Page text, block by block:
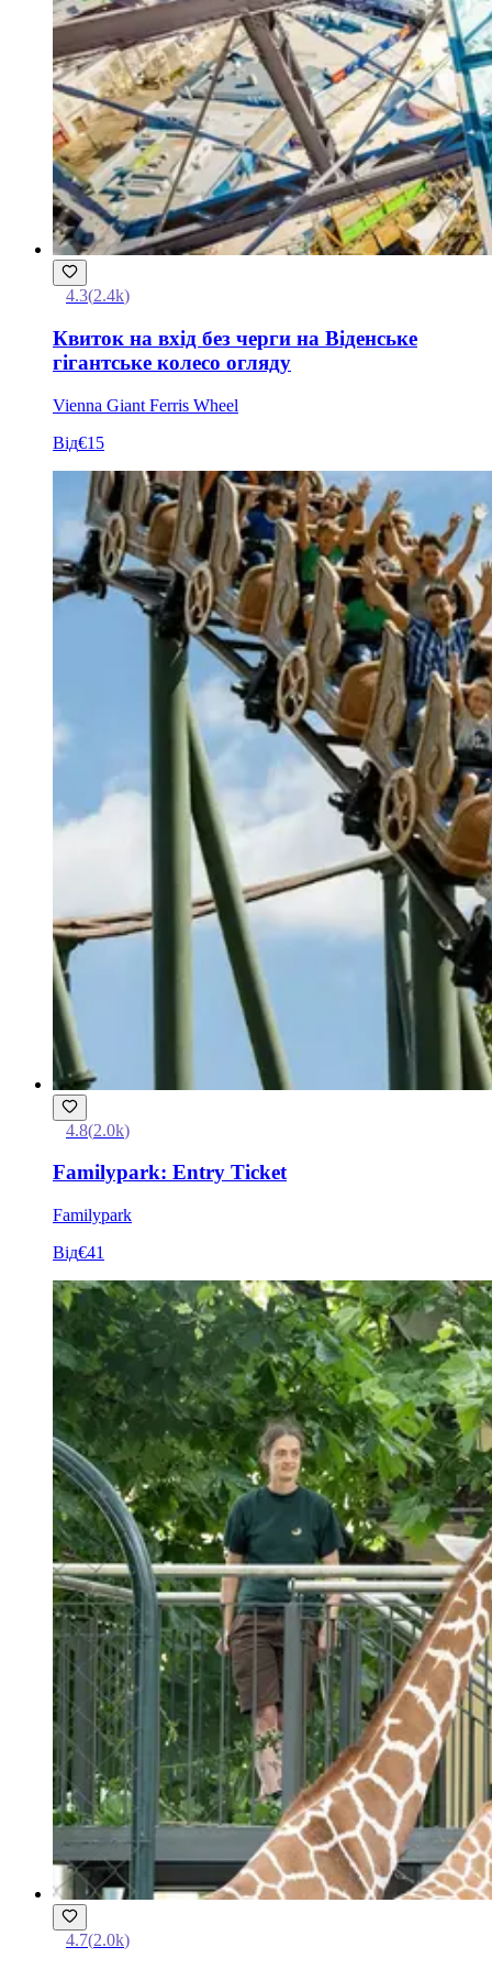
4.3(2.4k)
Квиток на вхід без черги на Віденське
гігантське колесо огляду
Vienna Giant Ferris Wheel
Від€15
4.8(2.0k)
Familypark: Entry Ticket
Familypark
Від€41
4.7(2.0k)